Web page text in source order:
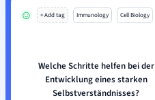
+ Add tag Immunology Cell Biology
Welche Schritte helfen bei der
Entwicklung eines starken
Selbstverständnisses?